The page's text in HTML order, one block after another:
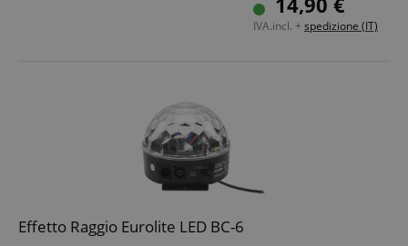
IVA.incl. + spedizione (IT)
Effetto Raggio Eurolite LED BC-6